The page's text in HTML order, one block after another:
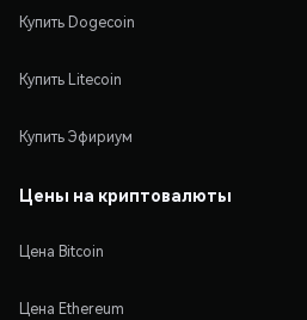
Купить Dogecoin
Купить Litecoin
Купить Эфириум
Цены на криптовалюты
Цена Bitcoin
Цена Ethereum